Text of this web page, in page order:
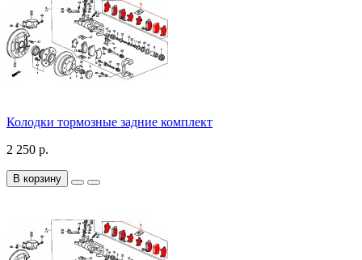
Колодки тормозные задние комплект
2 250 р.
В корзину